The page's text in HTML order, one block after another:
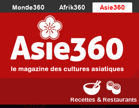
Monde360 Afrik360 Asie360
Europe360
Océanie360
Recettes & Restaurants